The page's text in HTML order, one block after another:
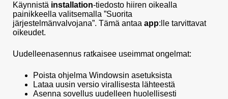
Käynnistä installation-tiedosto hiiren oikealla
painikkeella valitsemalla ”Suorita
järjestelmänvalvojana”. Tämä antaa app:lle tarvittavat
oikeudet.
Uudelleenasennus ratkaisee useimmat ongelmat:
Poista ohjelma Windowsin asetuksista
Lataa uusin versio virallisesta lähteestä
Asenna sovellus uudelleen huolellisesti